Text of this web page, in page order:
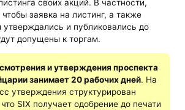
своих акций. В частности,
заявка на листинг, а также
утверждались и публиковались до
допущены к торгам.
и утверждения проспекта
занимает 20 рабочих дней. На
утверждения структурирован
SIX получает одобрение до печати